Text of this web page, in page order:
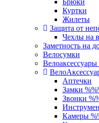
Брюки
Куртки
Жилеты
Защита от
Чехлы на
Заметность на
Велосумки
Аптечки
Замки
Звонки
Камеры